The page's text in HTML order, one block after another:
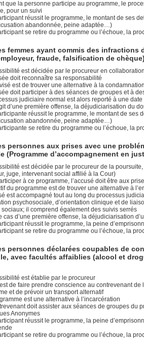
que la personne participe au programme, le
pour un suivi
réussit le programme, le montant de ses
abandonnée, peine adaptée…)
se retire du programme ou l’échoue, la
femmes ayant commis des infractions
fraude, falsification de
est décidée par le procureur en
doit reconnaître sa responsabilité
est de trouver une alternative à la
doit participer à des séances de groupes et à
judiciaire normal est alors reporté à une
d’une première offense, la déjudiciarisation du
réussit le programme, le montant de ses
abandonnée, peine adaptée…)
se retire du programme ou l’échoue, la
personnes aux prises avec une
(Programme d’accompagnement en
est décidée par le procureur de la
juge, intervenant social affilié à la Cour)
à ce programme, l’accusé doit être aux
du programme est de trouver une alternative à
est accompagné tout au long du processus
psychosociale, d’orientation clinique et de
sociaux; il comprend également des suivis serrés
cas d’une première offense, la déjudiciarisation
réussit le programme, la peine
se retire du programme ou l’échoue, la
personnes déclarées coupables de
avec facultés affaiblies (alcool et
est établie par le procureur
de faire prendre conscience au contrevenant de
et de prévoir un transport alternatif
est une alternative à l’incarcération
doit assister aux séances de groupes du
Anonymes
réussit le programme, la peine
se retire du programme ou l’échoue, la